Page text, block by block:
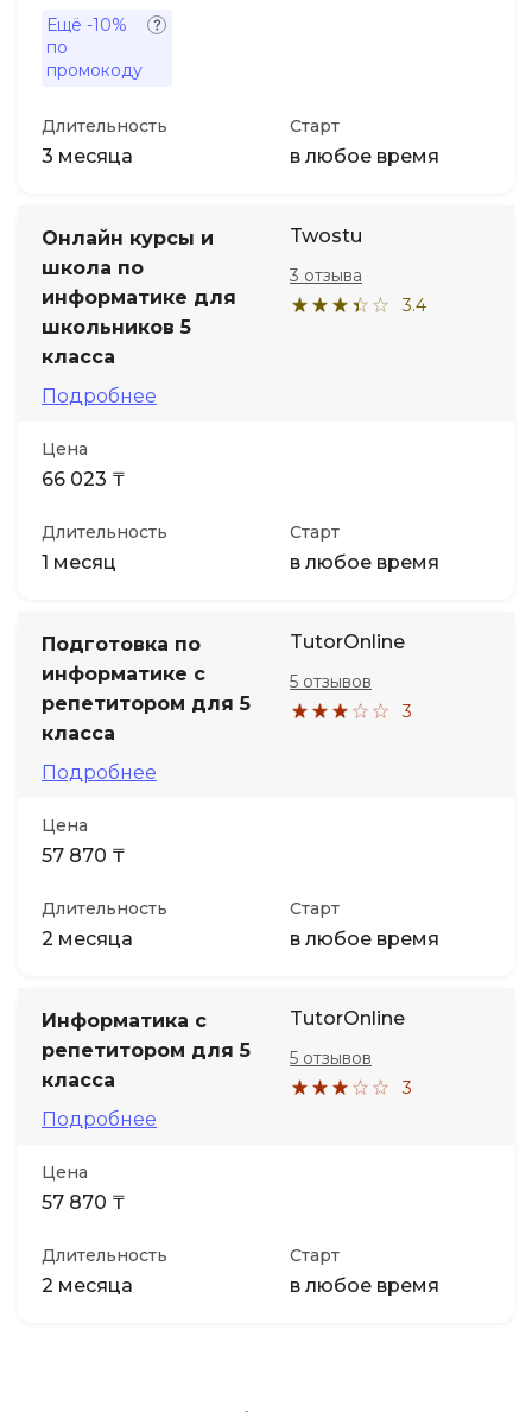
Ещё -10%
по
промокоду
Длительность
3 месяца
Старт
в любое время
Онлайн курсы и
школа по
информатике для
школьников 5
класса
Подробнее
Twostu
3.4
3 отзыва
Цена
66 023 ₸
Длительность
1 месяц
Старт
в любое время
Подготовка по
информатике с
репетитором для 5
класса
Подробнее
TutorOnline
3
5 отзывов
Цена
57 870 ₸
Длительность
2 месяца
Старт
в любое время
Информатика с
репетитором для 5
класса
Подробнее
TutorOnline
3
5 отзывов
Цена
57 870 ₸
Длительность
2 месяца
Старт
в любое время